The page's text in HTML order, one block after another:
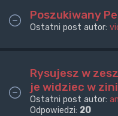
Poszukiwany
Ostatni post autor:
Rysujesz w
je widziec w
Ostatni post autor:
Odpowiedzi: 20